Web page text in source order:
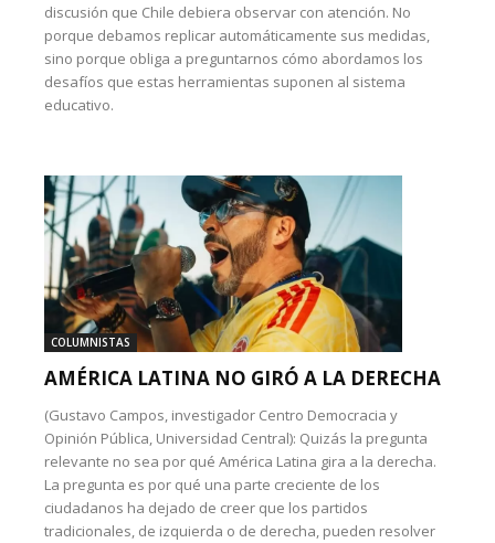
discusión que Chile debiera observar con atención. No
porque debamos replicar automáticamente sus medidas,
sino porque obliga a preguntarnos cómo abordamos los
desafíos que estas herramientas suponen al sistema
educativo.
COLUMNISTAS
AMÉRICA LATINA NO GIRÓ A LA DERECHA
(Gustavo Campos, investigador Centro Democracia y
Opinión Pública, Universidad Central): Quizás la pregunta
relevante no sea por qué América Latina gira a la derecha.
La pregunta es por qué una parte creciente de los
ciudadanos ha dejado de creer que los partidos
tradicionales, de izquierda o de derecha, pueden resolver